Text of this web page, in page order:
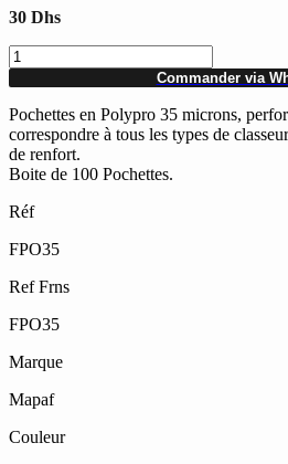
30 Dhs
quantité
de
Paquet
de
100
Pochettes
perforées
polypro
A4
Microns
Commander via
Pochettes en Polypro 35 microns,
correspondre à tous les types de
de renfort.
Boite de 100 Pochettes.
Réf
FPO35
Ref Frns
FPO35
Marque
Mapaf
Couleur